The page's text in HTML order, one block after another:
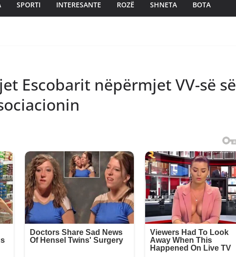
SPORTI INTERESANTE ROZË SHNETA BOTA
Escobarit nëpërmjet VV-së së